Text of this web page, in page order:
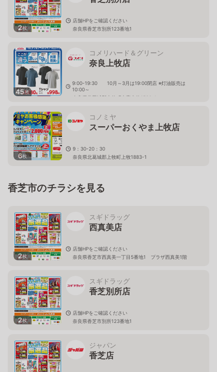
2枚
店舗HPをご確認ください
奈良県香芝市別所123番地1
45枚
コメリハード＆グリーン
奈良上牧店
9:00-19:30 10月～3月は19:00閉店 ※灯油販売は
10:00～
奈良県北葛城郡上牧町大字上牧1520-1
6枚
コノミヤ
スーパーおくやま上牧店
9：30-20：30
奈良県北葛城郡上牧町上牧1883-1
香芝市のチラシを見る
2枚
スギドラッグ
西真美店
店舗HPをご確認ください
奈良県香芝市西真美一丁目5番地1 プラザ西真美1階
2枚
スギドラッグ
香芝別所店
店舗HPをご確認ください
奈良県香芝市別所123番地1
ジャパン
香芝店